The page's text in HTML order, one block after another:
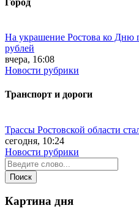
На украшение Ростова ко Дню
рублей
вчера, 16:08
Новости рубрики
Транспорт и дороги
Трассы Ростовской области
сегодня, 10:24
Новости рубрики
Картина дня